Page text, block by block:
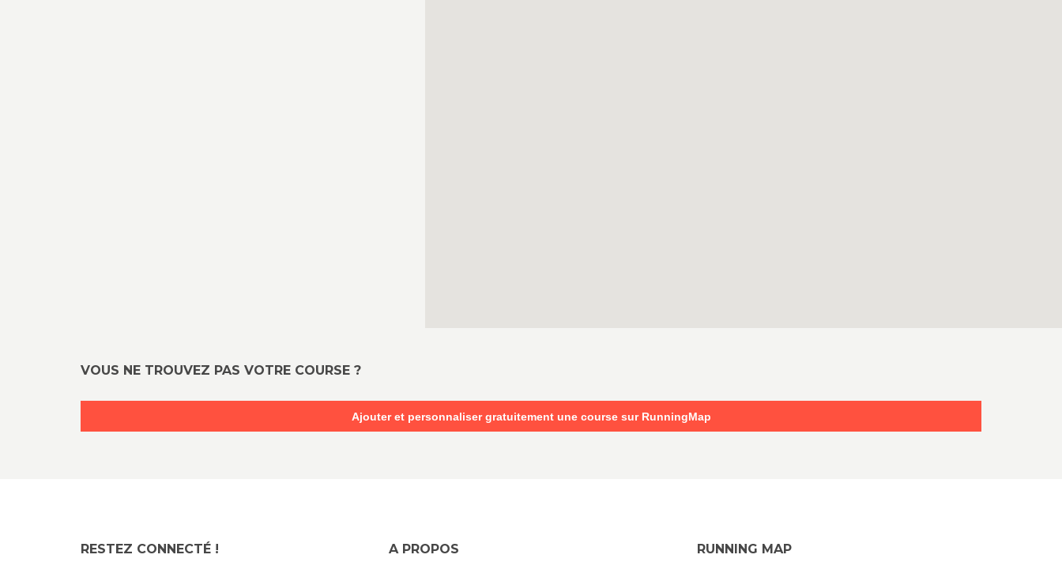
VOUS NE TROUVEZ PAS VOTRE COURSE ?
Ajouter et personnaliser gratuitement une course sur RunningMap
RESTEZ CONNECTÉ ! A PROPOS RUNNING MAP